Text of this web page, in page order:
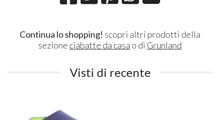
Continua lo shopping! scopri altri prodotti della
sezione ciabatte da casa o di Grunland
Visti di recente